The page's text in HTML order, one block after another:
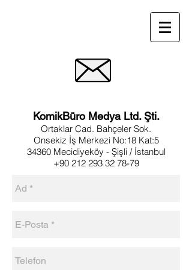
KomikBüro Medya Ltd. Şti.
Ortaklar Cad. Bahçeler Sok.
Onsekiz İş Merkezi No:18 Kat:5
34360 Mecidiyeköy - Şişli / İstanbul
+90 212 293 32 78-79